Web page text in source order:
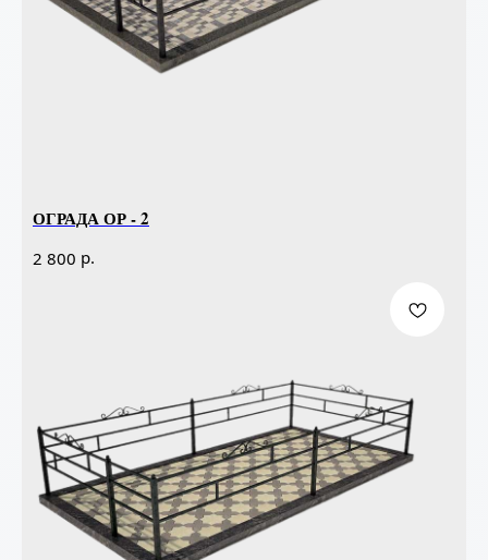
ОГРАДА ОР - 2
2 800 р.